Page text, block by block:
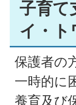
子育て
イ・ト
保護者の
一時的に
養育及び